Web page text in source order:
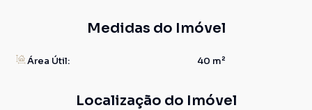
Medidas do Imóvel
Área Útil: 40 m²
Localização do Imóvel